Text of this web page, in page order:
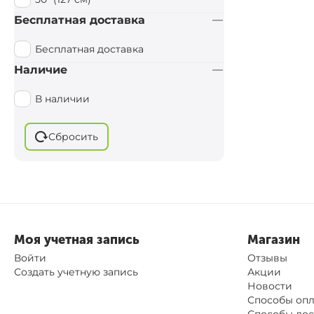
Бесплатная доставка
Бесплатная доставка
Наличие
В наличии
Сбросить
Моя учетная запись
Войти
Создать учетную запись
Магазин
Отзывы
Акции
Новости
Способы